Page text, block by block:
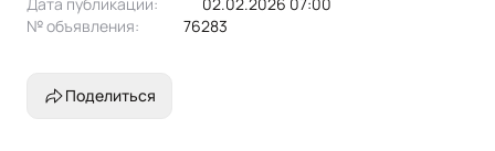
№ объявления:
76283
Поделиться